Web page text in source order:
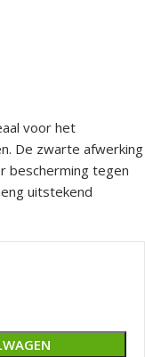
voor het
De zwarte afwerking
bescherming tegen
uitstekend